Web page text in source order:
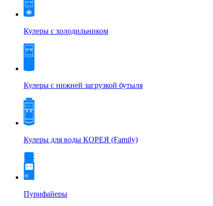
Кулеры с холодильником
Кулеры с нижней загрузкой бутыля
Кулеры для воды КОРЕЯ (Family)
Пурифайеры